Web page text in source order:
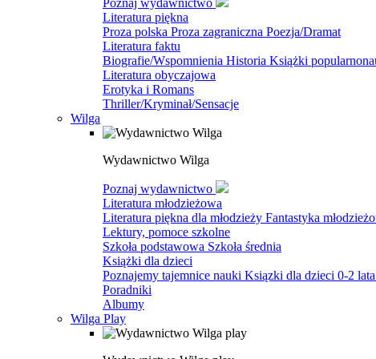
Poznaj wydawnictwo
Literatura piękna
Proza polska Proza zagraniczna Poezja/Dramat
Literatura faktu
Biografie/Wspomnienia Historia Książki
Literatura obyczajowa
Erotyka i Romans
Thriller/Kryminał/Sensacje
Wilga
Wydawnictwo Wilga
Poznaj wydawnictwo
Literatura młodzieżowa
Literatura piękna dla młodzieży Fantastyka
Lektury, pomoce szkolne
Szkoła podstawowa Szkoła średnia
Książki dla dzieci
Poznajemy tajemnice nauki Ksiązki dla dzieci 0-2 lata
Poradniki
Albumy
Wilga Play